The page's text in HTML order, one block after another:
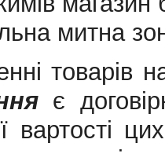
митна
товарів
є
вартості